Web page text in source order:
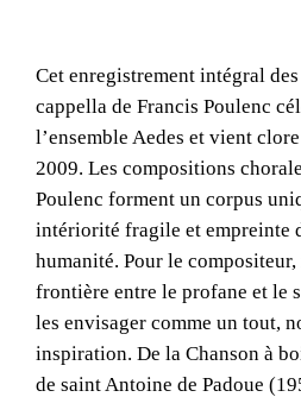
Cet enregistrement intégral
cappella de Francis Poulenc
l’ensemble Aedes et vient
2009. Les compositions
Poulenc forment un corpus
intériorité fragile et empreinte
humanité. Pour le
frontière entre le profane et le
les envisager comme un tout,
inspiration. De la Chanson à
de saint Antoine de Padoue